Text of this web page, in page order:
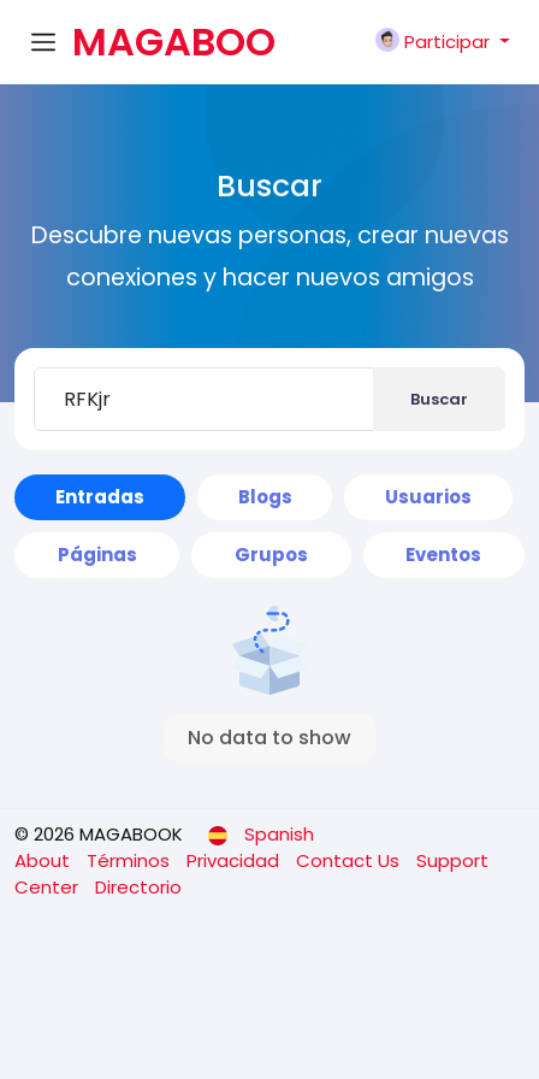
MAGABOO
Participar
Buscar
Descubre nuevas personas, crear nuevas
conexiones y hacer nuevos amigos
Buscar
Entradas Blogs Usuarios
Páginas Grupos Eventos
No data to show
© 2026 MAGABOOK
Spanish
About
Términos Privacidad Contact Us
Support
Center
Directorio